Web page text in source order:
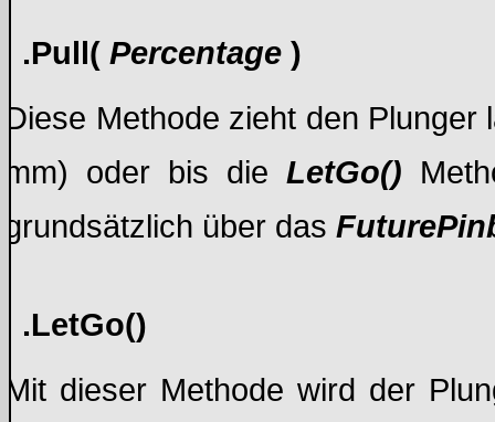
.Pull( Percentage )
Diese Methode zieht den
mm) oder bis dieLetGo()
grundsätzlich über das
.LetGo()
Mit dieser Methode wird der